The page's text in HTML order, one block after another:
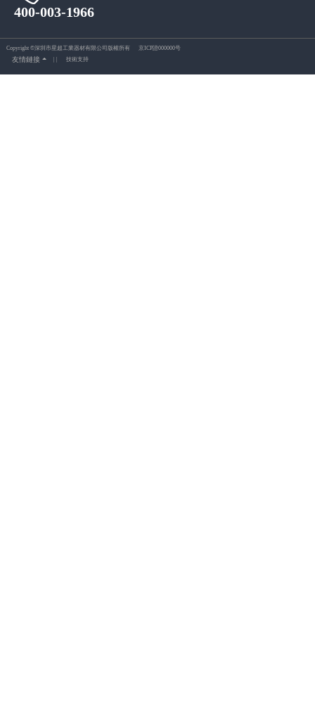
400-003-1966
Copyright ©深圳市星超工業器材有限公司版權所有 京ICP證000000号
友情鏈接 | | 技術支持